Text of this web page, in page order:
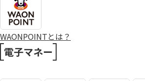
WAONPOINTとは？
電子マネー